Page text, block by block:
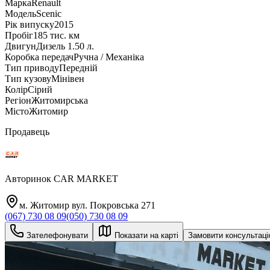
Марка Renault
МодельScenic
Рік випуску2015
Пробіг185 тис. км
ДвигунДизель 1.50 л.
Коробка передачРучна / Механіка
Тип приводуПередній
Тип кузовуМінівен
КолірСірий
РегіонЖитомирська
МістоЖитомир
Продавець
Авторинок CAR MARKET
м. Житомир вул. Покровська 271
(067) 730 08 09(050) 730 08 09
Зателефонувати Показати на карті Замовити